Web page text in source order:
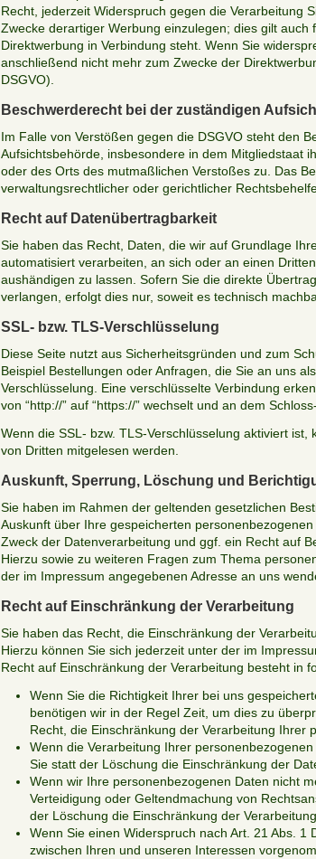
Recht, jederzeit Widerspruch gegen die Verarbeitung
Zwecke derartiger Werbung einzulegen; dies gilt auch
Direktwerbung in Verbindung steht. Wenn Sie
anschließend nicht mehr zum Zwecke der
DSGVO).
Beschwerderecht bei der zuständigen
Im Falle von Verstößen gegen die DSGVO steht den
Aufsichtsbehörde, insbesondere in dem Mitgliedstaat
oder des Orts des mutmaßlichen Verstoßes zu. Das
verwaltungsrechtlicher oder gerichtlicher
Recht auf Datenübertragbarkeit
Sie haben das Recht, Daten, die wir auf Grundlage
automatisiert verarbeiten, an sich oder an einen
aushändigen zu lassen. Sofern Sie die direkte
verlangen, erfolgt dies nur, soweit es technisch
SSL- bzw. TLS-Verschlüsselung
Diese Seite nutzt aus Sicherheitsgründen und zum
Beispiel Bestellungen oder Anfragen, die Sie an uns
Verschlüsselung. Eine verschlüsselte Verbindung
von “http://” auf “https://” wechselt und an dem
Wenn die SSL- bzw. TLS-Verschlüsselung aktiviert
von Dritten mitgelesen werden.
Auskunft, Sperrung, Löschung und
Sie haben im Rahmen der geltenden gesetzlichen
Auskunft über Ihre gespeicherten
Zweck der Datenverarbeitung und ggf. ein Recht auf
Hierzu sowie zu weiteren Fragen zum Thema
der im Impressum angegebenen Adresse an uns
Recht auf Einschränkung der Verarbeitung
Sie haben das Recht, die Einschränkung der
Hierzu können Sie sich jederzeit unter der im
Recht auf Einschränkung der Verarbeitung besteht in
Wenn Sie die Richtigkeit Ihrer bei uns
benötigen wir in der Regel Zeit, um dies zu
Recht, die Einschränkung der Verarbeitung Ihrer
Wenn die Verarbeitung Ihrer
Sie statt der Löschung die Einschränkung der
Wenn wir Ihre personenbezogenen Daten nicht
Verteidigung oder Geltendmachung von
der Löschung die Einschränkung der
Wenn Sie einen Widerspruch nach Art. 21 Abs. 1
zwischen Ihren und unseren Interessen